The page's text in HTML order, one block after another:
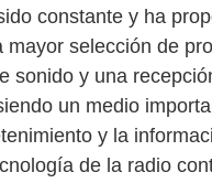
constante y ha
mayor selección de
sonido y una
un medio
y la
de la radio